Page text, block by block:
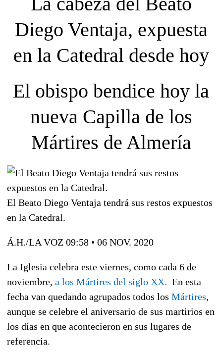
Diego Ventaja, expuesta
en la Catedral desde hoy
El obispo bendice hoy la
nueva Capilla de los
Mártires de Almería
El Beato Diego Ventaja tendrá sus restos expuestos
en la Catedral.
Á.H./LA VOZ 09:58 • 06 NOV. 2020
La Iglesia celebra este viernes, como cada 6 de
noviembre, a los Mártires del siglo XX. En esta
fecha van quedando agrupados todos los Mártires,
aunque se celebre el aniversario de sus martirios en
los días en que acontecieron en sus lugares de
referencia.